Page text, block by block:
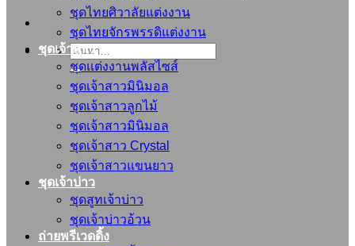
ค้นหา:
ชุดไทยศิวาลัยแต่งงาน
ชุดไทยจักรพรรดิแต่งงาน
ชุดเจ้าสาว
ชุดแต่งงานพลัสไซส์
ชุดเจ้าสาวมินิมอล
ชุดเจ้าสาวลูกไม้
ชุดเจ้าสาวมินิมอล
ชุดเจ้าสาว Crystal
ชุดเจ้าสาวแขนยาว
ชุดเจ้าบ่าว
ชุดสูทเจ้าบ่าว
ชุดเจ้าบ่าวอ้วน
ถ่ายพรีเวดดิ้ง